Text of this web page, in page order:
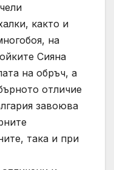
както и
на
Сияна
на обръч, а
отличие
завоюва
така и при